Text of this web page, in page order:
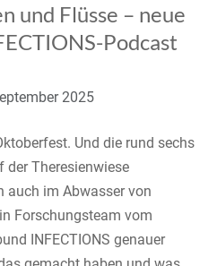
und Flüsse – neue
Podcast
2025
Und die rund sechs
Theresienwiese
auch im Abwasser von
Forschungsteam vom
INFECTIONS genauer